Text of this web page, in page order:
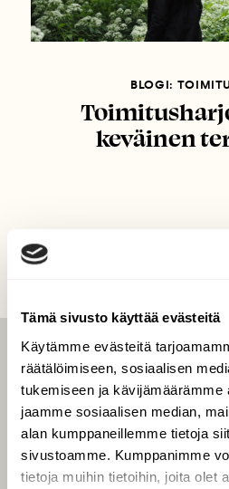
Tämä sivusto käyttää evästeitä
Käytämme evästeitä
räätälöimiseen, sosiaalisen
tukemiseen ja
jaamme sosiaalisen median,
alan kumppaneillemme tietoja
sivustoamme. Kumppanimme
tietoja muihin tietoihin, joita olet
BLOGI:
keväinen